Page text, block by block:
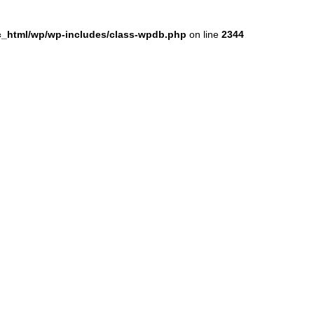
wp/wp-includes/class-wpdb.php on line 2344